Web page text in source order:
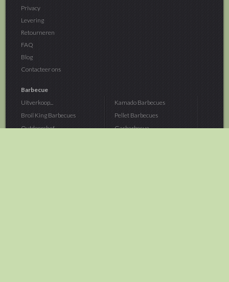
Privacy
Levering
Retourneren
FAQ
Blog
Contacteer ons
Barbecue
Uitverkoop...
Broil King Barbecues
Outdoorchef...
Kamado Barbecues
Pellet Barbecues
Gasbarbecue